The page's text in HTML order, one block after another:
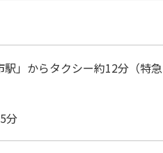
」からタクシー約12分（特急
分